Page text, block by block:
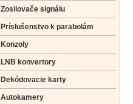
Zosilovače signálu
Príslušenstvo k parabolám
Konzoly
LNB konvertory
Dekódovacie karty
Autokamery